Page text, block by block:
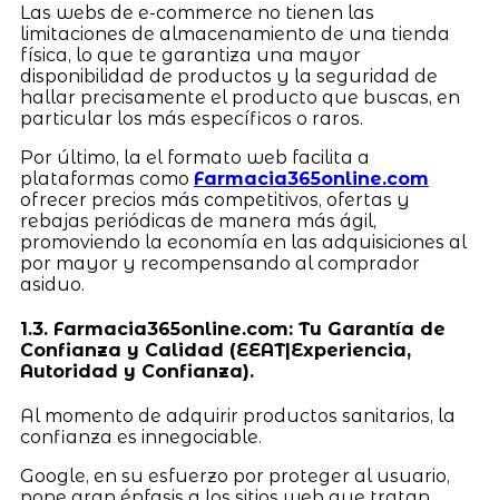
Las webs de e-commerce no tienen las
limitaciones de almacenamiento de una tienda
física, lo que te garantiza una mayor
disponibilidad de productos y la seguridad de
hallar precisamente el producto que buscas, en
particular los más específicos o raros.
Por último, la el formato web facilita a
plataformas como Farmacia365online.com
ofrecer precios más competitivos, ofertas y
rebajas periódicas de manera más ágil,
promoviendo la economía en las adquisiciones al
por mayor y recompensando al comprador
asiduo.
1.3. Farmacia365online.com: Tu Garantía de
Confianza y Calidad (EEAT|Experiencia,
Autoridad y Confianza).
Al momento de adquirir productos sanitarios, la
confianza es innegociable.
Google, en su esfuerzo por proteger al usuario,